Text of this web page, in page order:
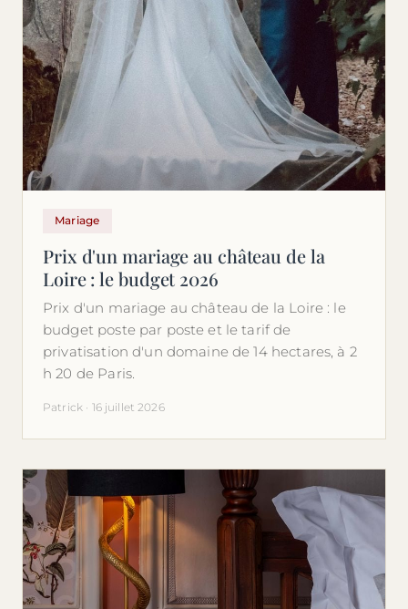
Mariage
Prix d'un mariage au château de la
Loire : le budget 2026
Prix d'un mariage au château de la Loire : le
budget poste par poste et le tarif de
privatisation d'un domaine de 14 hectares, à 2
h 20 de Paris.
Patrick · 16 juillet 2026